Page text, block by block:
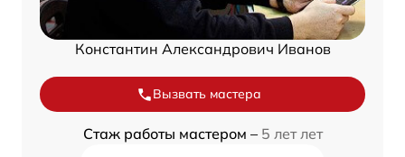
Константин Александрович Иванов
Вызвать мастера
Стаж работы мастером – 5 лет лет